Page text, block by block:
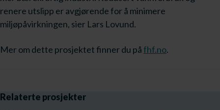
renere utslipp er avgjørende for å minimere
miljøpåvirkningen, sier Lars Lovund.
Mer om dette prosjektet finner du påfhf.no.
Relaterte prosjekter